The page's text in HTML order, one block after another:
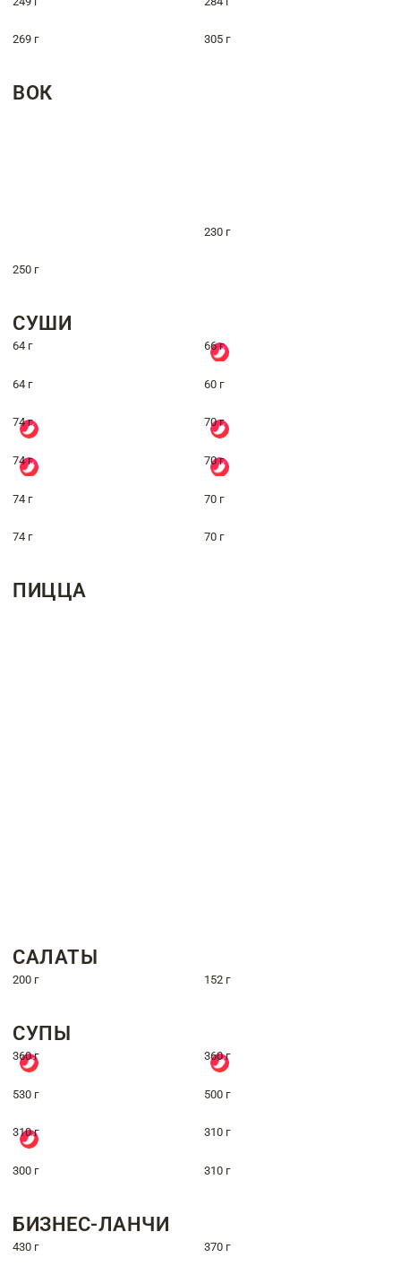
269 г 305 г
ВОК
230 г
250 г
СУШИ
64 г 66 г
64 г 60 г
74 г 70 г
74 г 70 г
74 г 70 г
74 г 70 г
ПИЦЦА
САЛАТЫ
200 г 152 г
СУПЫ
360 г 360 г
530 г 500 г
310 г 310 г
300 г 310 г
БИЗНЕС-ЛАНЧИ
430 г 370 г